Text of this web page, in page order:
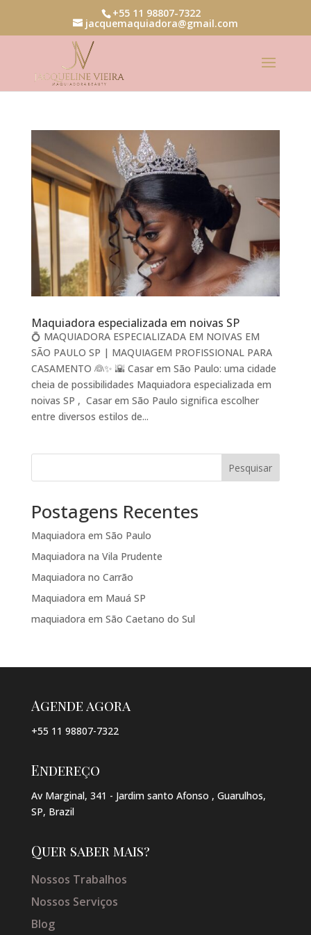
+55 11 98807-7322
jacquemaquiadora@gmail.com
Maquiadora especializada em noivas SP
💍 MAQUIADORA ESPECIALIZADA EM NOIVAS EM
SÃO PAULO SP | MAQUIAGEM PROFISSIONAL PARA
CASAMENTO 👰✨ 🌇 Casar em São Paulo: uma cidade
cheia de possibilidades Maquiadora especializada em
noivas SP , Casar em São Paulo significa escolher
entre diversos estilos de...
Pesquisar
Postagens Recentes
Maquiadora em São Paulo
Maquiadora na Vila Prudente
Maquiadora no Carrão
Maquiadora em Mauá SP
maquiadora em São Caetano do Sul
Agende agora
+55 11 98807-7322
Endereço
Av Marginal, 341 - Jardim santo Afonso , Guarulhos,
SP, Brazil
Quer saber mais?
Nossos Trabalhos
Nossos Serviços
Blog